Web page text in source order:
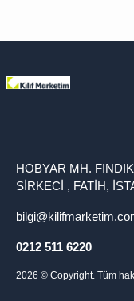
HOBYAR MH.
SİRKECİ , FATİH,
0212 511 6220
2026 © Copyright. Tüm